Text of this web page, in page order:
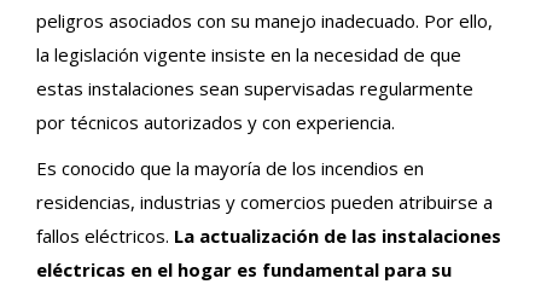
peligros asociados con su manejo inadecuado. Por ello,
la legislación vigente insiste en la necesidad de que
estas instalaciones sean supervisadas regularmente
por técnicos autorizados y con experiencia.
Es conocido que la mayoría de los incendios en
residencias, industrias y comercios pueden atribuirse a
fallos eléctricos. La actualización de las instalaciones
eléctricas en el hogar es fundamental para su